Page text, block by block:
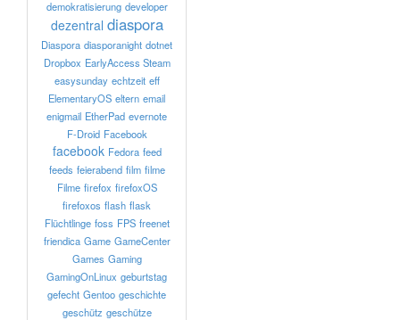
demokratisierung developer
dezentral diaspora
Diaspora diasporanight dotnet
Dropbox EarlyAccess Steam
easysunday echtzeit eff
ElementaryOS eltern email
enigmail EtherPad evernote
F-Droid Facebook
facebook Fedora feed
feeds feierabend film filme
Filme firefox firefoxOS
firefoxos flash flask
Flüchtlinge foss FPS freenet
friendica Game GameCenter
Games Gaming
GamingOnLinux geburtstag
gefecht Gentoo geschichte
geschütz geschütze